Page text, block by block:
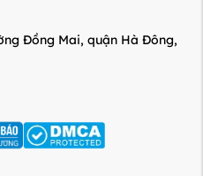
Đồng Mai, quận Hà Đông,